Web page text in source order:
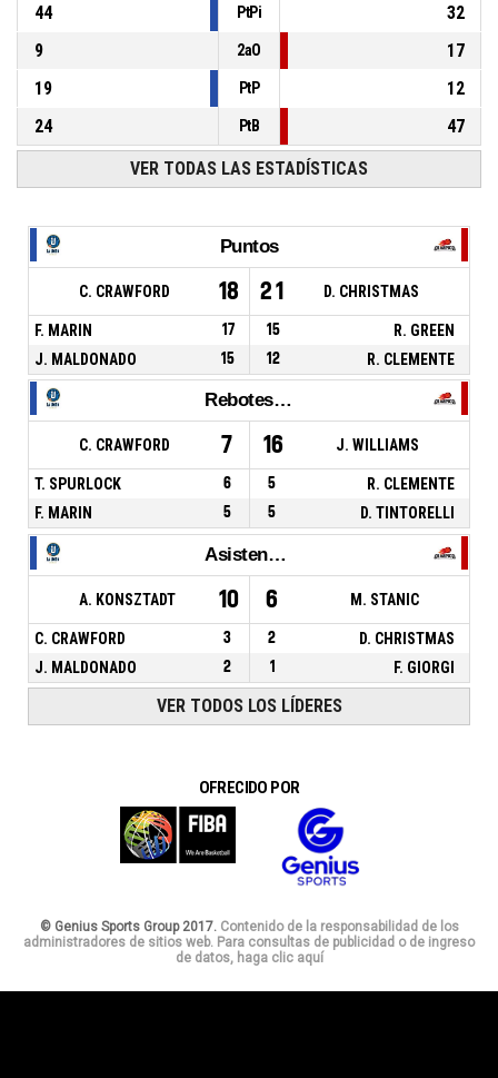
44
PtPi
32
9
2aO
17
19
PtP
12
24
PtB 47
VER TODAS LAS ESTADÍSTICAS
Puntos
C. CRAWFORD 18 21 D. CHRISTMAS
F. MARIN 17 15
R. GREEN
J. MALDONADO
15 12 R. CLEMENTE
Rebotes Totales
C. CRAWFORD 7 16 J. WILLIAMS
T. SPURLOCK 6 5
R. CLEMENTE
F. MARIN
5 5 D. TINTORELLI
Asistencias
A. KONSZTADT 10 6 M. STANIC
C. CRAWFORD 3 2
D. CHRISTMAS
J. MALDONADO
2 1 F. GIORGI
VER TODOS LOS LÍDERES
OFRECIDO POR
© Genius Sports Group 2017. Contenido de la responsabilidad de los
administradores de sitios web. Para consultas de publicidad o de ingreso
de datos, haga clic aquí